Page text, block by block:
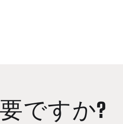
ですか?